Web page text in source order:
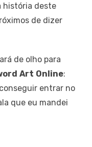
história deste
de dizer
de olho para
Art Online:
entrar no
que eu mandei